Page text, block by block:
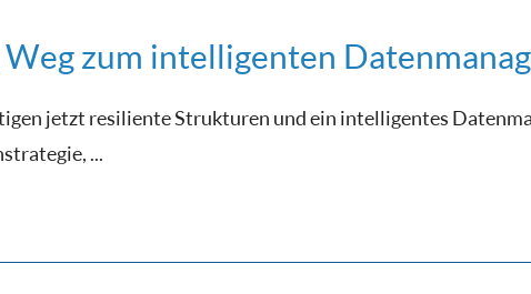
zum intelligenten
jetzt resiliente Strukturen und ein intelligentes
...